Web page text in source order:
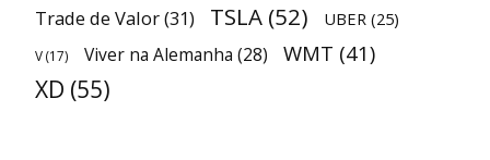
Trade de Valor(31) TSLA (52) UBER (25)
V(17) Viver na Alemanha (28) WMT (41)
XD (55)